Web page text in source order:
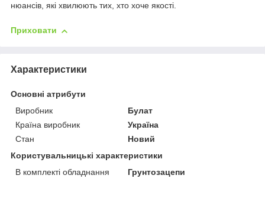
нюансів, які хвилюють тих, хто хоче якості.
Приховати
Характеристики
Основні атрибути
Виробник
Булат
Країна виробник
Україна
Стан
Новий
Користувальницькі характеристики
В комплекті обладнання
Грунтозацепи